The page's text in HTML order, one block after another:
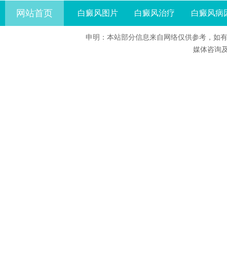
网站首页 白癜风图片 白癜风治疗 白癜风病
申明：本站部分信息来自网络仅供参考，如
媒体咨询